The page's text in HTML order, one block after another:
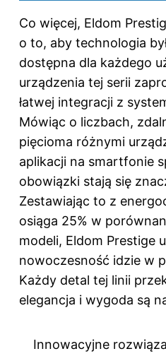
Co więcej, Eldom
o to, aby technologia
dostępna dla każdego
urządzenia tej serii
łatwej integracji z
Mówiąc o liczbach,
pięcioma różnymi
aplikacji na smartfonie
obowiązki stają się
Zestawiając to z
osiąga 25% w
modeli, Eldom Prestige
nowoczesność idzie w
Każdy detal tej linii
elegancja i wygoda są
Innowacyjne